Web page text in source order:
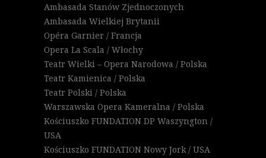
Ambasada Stanów Zjednoczonych
Ambasada Wielkiej Brytanii
Opéra Garnier / Francja
Opera La Scala / Włochy
Teatr Wielki – Opera Narodowa / Polska
Teatr Kamienica / Polska
Teatr Polski / Polska
Warszawska Opera Kameralna / Polska
Kościuszko FUNDATION DP Waszyngton /
USA
Kościuszko FUNDATION Nowy Jork / USA